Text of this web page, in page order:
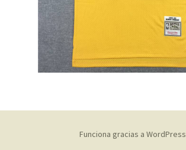
Funciona gracias a WordPress